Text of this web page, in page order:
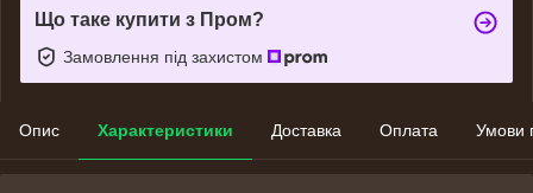
Що таке купити з Пром?
Замовлення під захистом
Опис Характеристики Доставка Оплата Умови